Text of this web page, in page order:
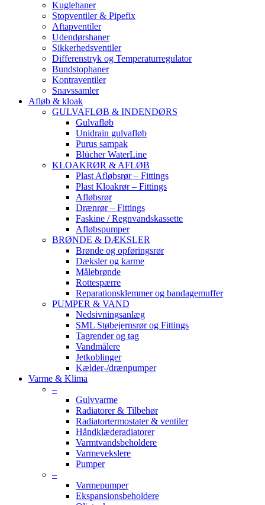
Kuglehaner
Stopventiler & Pipefix
Aftapventiler
Udendørshaner
Sikkerhedsventiler
Differenstryk og Temperaturregulator
Bundstophaner
Kontraventiler
Snavssamler
Afløb & kloak
GULVAFLØB & INDENDØRS
Gulvafløb
Unidrain gulvafløb
Purus sampak
Blücher WaterLine
KLOAKRØR & AFLØB
Plast Afløbsrør – Fittings
Plast Kloakrør – Fittings
Afløbsrør
Drænrør – Fittings
Faskine / Regnvandskassette
Afløbspumper
BRØNDE & DÆKSLER
Brønde og opføringsrør
Dæksler og karme
Målebrønde
Rottespærre
Reparationsklemmer og bandagemuffer
PUMPER & VAND
Nedsivningsanlæg
SML Støbejernsrør og Fittings
Tagrender og tag
Vandmålere
Jetkoblinger
Kælder-/drænpumper
Varme & Klima
–
Gulvvarme
Radiatorer & Tilbehør
Radiatortermostater & ventiler
Håndklæderadiatorer
Varmtvandsbeholdere
Varmevekslere
Pumper
–
Varmepumper
Ekspansionsbeholdere